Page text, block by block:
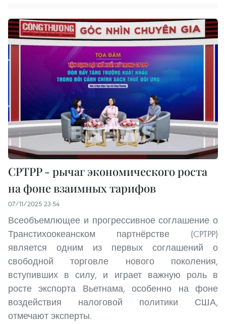
CPTPP - рычаг экономического роста
на фоне взаимных тарифов
07/11/2025 23:54
Всеобъемлющее и прогрессивное соглашение о
Транстихоокеанском партнёрстве (CPTPP)
является одним из первых соглашений о
свободной торговле нового поколения,
вступивших в силу, и играет важную роль в
росте экспорта Вьетнама, особенно на фоне
воздействия налоговой политики США,
отмечают эксперты.